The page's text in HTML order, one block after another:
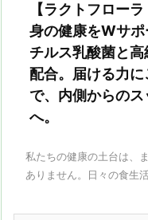
【ラクトフロー
身の健康をWサ
チルス乳酸菌と
配合。届ける力
で、内側からの
へ。
私たちの健康の土台は、
ありません。日々の食生